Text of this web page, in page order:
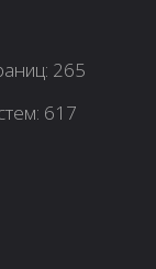
265
617